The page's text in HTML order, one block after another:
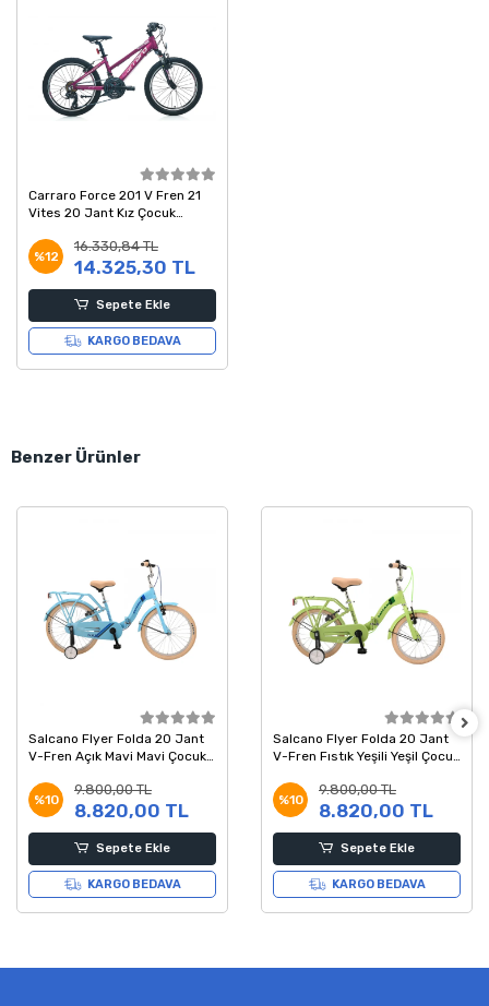
Carraro Force 201 V Fren 21
Vites 20 Jant Kız Çocuk
%12
16.330,84 TL
14.325,30 TL
Sepete Ekle
KARGO BEDAVA
Benzer Ürünler
Salcano Flyer Folda 20 Jant
V-Fren Açık Mavi Mavi Çocuk
%10
9.800,00 TL
8.820,00 TL
Sepete Ekle
KARGO BEDAVA
Salcano Flyer Folda 20 Jant
V-Fren Fıstık Yeşili Yeşil Çocuk
%10
9.800,00 TL
8.820,00 TL
Sepete Ekle
KARGO BEDAVA